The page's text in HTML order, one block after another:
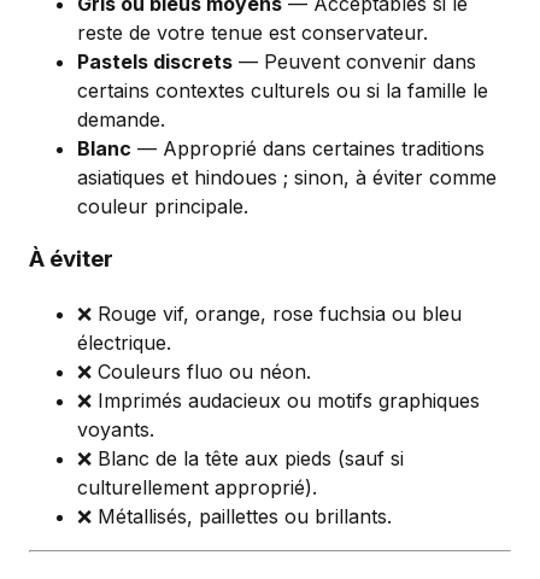
reste de votre tenue est conservateur.
Pastels discrets — Peuvent convenir dans
certains contextes culturels ou si la famille le
demande.
Blanc — Approprié dans certaines traditions
asiatiques et hindoues ; sinon, à éviter comme
couleur principale.
À éviter
❌ Rouge vif, orange, rose fuchsia ou bleu
électrique.
❌ Couleurs fluo ou néon.
❌ Imprimés audacieux ou motifs graphiques
voyants.
❌ Blanc de la tête aux pieds (sauf si
culturellement approprié).
❌ Métallisés, paillettes ou brillants.